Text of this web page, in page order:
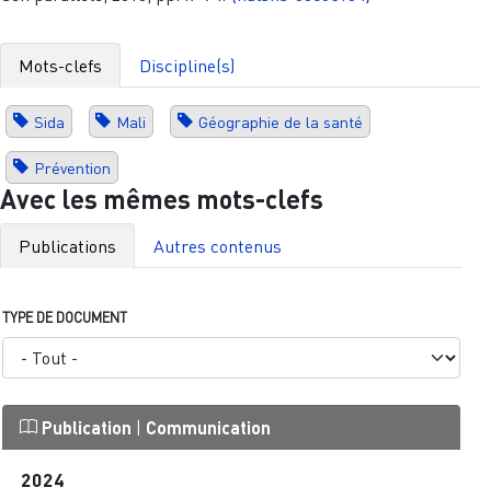
Mots-clefs Discipline(s)
Sida Mali Géographie de la santé
Prévention
Avec les mêmes mots-clefs
Publications Autres contenus
TYPE DE DOCUMENT
Publication | Communication
2024